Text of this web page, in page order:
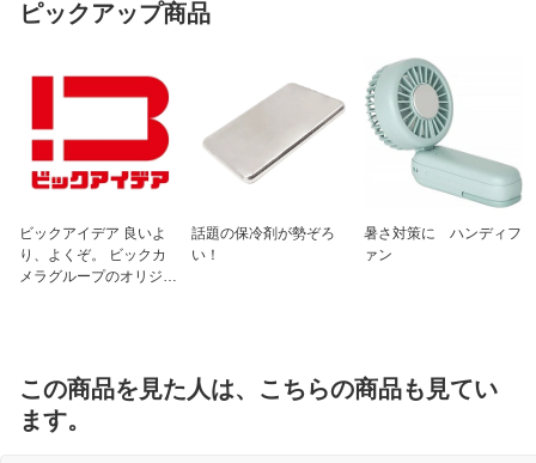
ピックアップ商品
ビックアイデア 良いよ
り、よくぞ。 ビックカ
メラグループのオリジナ
話題の保冷剤が勢ぞろ
い！
暑さ対策に ハンディフ
ァン
この商品を見た人は、こちらの商品も見てい
ます。